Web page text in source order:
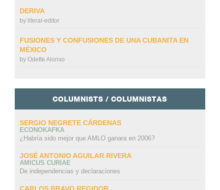
DERIVA
by literal-editor
FUSIONES Y CONFUSIONES DE UNA CUBANITA EN
MÉXICO
by Odette Alonso
COLUMNISTS / COLUMNISTAS
SERGIO NEGRETE CÁRDENAS
ECONOKAFKA
¿Habría sido mejor que AMLO ganara en 2006?
JOSÉ ANTONIO AGUILAR RIVERA
AMICUS CURIAE
De independencias y declaraciones